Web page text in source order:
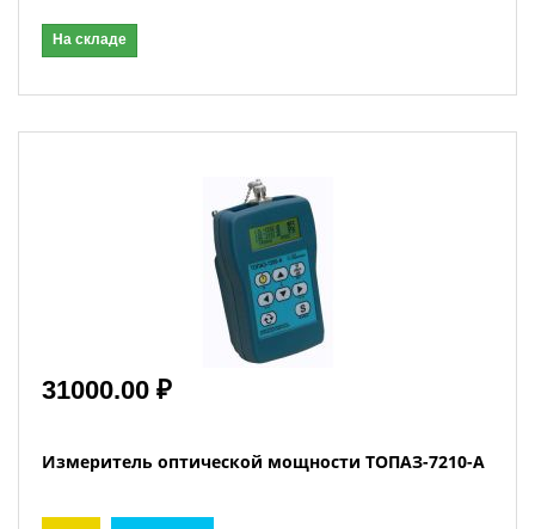
На складе
31000.00 ₽
Измеритель оптической мощности ТОПАЗ-7210-A